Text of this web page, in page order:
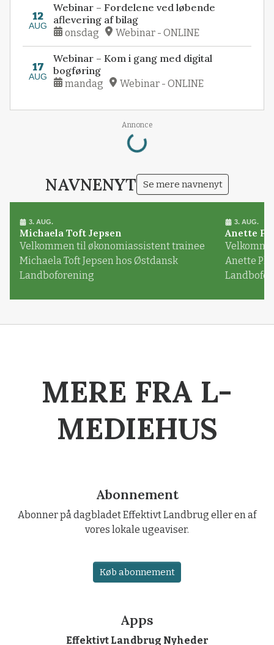
12
AUG
Webinar – Fordelene ved løbende
aflevering af bilag
onsdag Webinar - ONLINE
17
AUG
Webinar – Kom i gang med digital
bogføring
mandag Webinar - ONLINE
Annonce
Loading...
NAVNENYT Se mere navnenyt
3. AUG.
Michaela Toft Jepsen
Velkommen til økonomiassistent trainee
Michaela Toft Jepsen hos Østdansk
Landboforening
3. AUG.
Anette
Anette
MERE FRA L-
MEDIEHUS
Abonnement
Abonner på dagbladet Effektivt Landbrug eller en af
vores lokale ugeaviser.
Køb abonnement
Apps
Effektivt Landbrug Nyheder